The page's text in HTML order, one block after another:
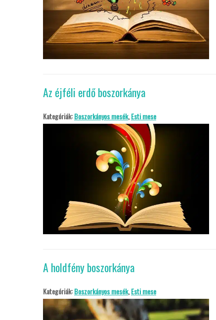
Az éjféli erdő boszorkánya
Kategóriák:Boszorkányos mesék,Esti mese
A holdfény boszorkánya
Kategóriák:Boszorkányos mesék,Esti mese